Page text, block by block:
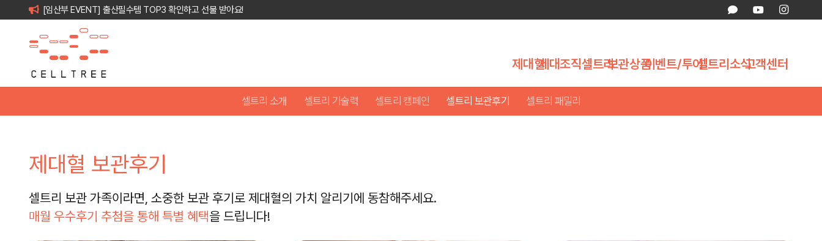
[임산부 EVENT] 출산필수템 TOP3 확인하고 선물 받아요!
제대혈제대조직셀트리보관상품이벤트/투어셀트리소식고객센터
셀트리 소개 셀트리 기술력 셀트리 캠페인 셀트리 보관후기 셀트리 패밀리
제대혈 보관후기
셀트리 보관 가족이라면, 소중한 보관 후기로 제대혈의 가치 알리기에 동참해주세요.
매월 우수후기 추첨을 통해 특별 혜택을 드립니다!